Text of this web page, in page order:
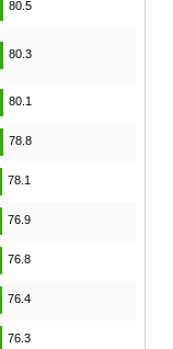
80.5
80.3
80.1
78.8
78.1
76.9
76.8
76.4
76.3